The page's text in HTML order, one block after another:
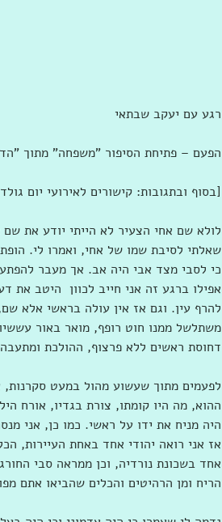
רגע עם יעקב שבתאי
הפעם – פתיחת הסיפור "משפחה" מתוך
[בסוף ובתגובות: קישורים לאירועי יום
לולא שם אחי הצעיר לא הייתי יודע את
שאלתי לסיבת שמו של אחי, ואמרו לי.
כי לסבי מצד אבי היה אב. אך מעבר
אפילו ברגע זה אני חייב לכוון  היטב
להרף עין. וגם אז אין עולה בראשי אלא
משתלשל ממנו חוט רופף, מואר באור
דחוסת ראשים ללא פרצוף, ההולכת
לפעמים מתוך שעשוע מהול במעט סקרנות,
ההוא, מה היו קומתו, צורת בגדיו, אורח
היה מניח את ידו על ראשי. כמו כן, אני
אז אני רואה יהודי אחד באחת העיירות,
אחד בשכונת נורדיה, וכן ממראה סבי
הריח ומן הרהיטים והכלים שהביאו אתם